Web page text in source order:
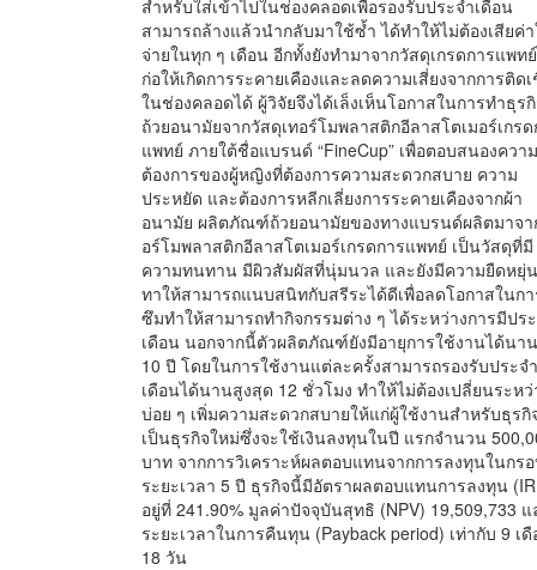
สำหรับใส่เข้าไปในช่องคลอดเพื่อรองรับประจำเดือน
สามารถล้างแล้วนำกลับมาใช้ซ้ำ ได้ทำให้ไม่ต้องเสียค่
จ่ายในทุก ๆ เดือน อีกทั้งยังทำมาจากวัสดุเกรดการแพท
ก่อให้เกิดการระคายเคืองและลดความเสี่ยงจากการติด
ในช่องคลอดได้ ผู้วิจัยจึงได้เล็งเห็นโอกาสในการทำธุร
ถ้วยอนามัยจากวัสดุเทอร์โมพลาสติกอีลาสโตเมอร์เกร
แพทย์ ภายใต้ชื่อแบรนด์ “FineCup” เพื่อตอบสนองความ
ต้องการของผู้หญิงที่ต้องการความสะดวกสบาย ความ
ประหยัด และต้องการหลีกเลี่ยงการระคายเคืองจากผ้า
อนามัย ผลิตภัณฑ์ถ้วยอนามัยของทางแบรนด์ผลิตมาจา
อร์โมพลาสติกอีลาสโตเมอร์เกรดการแพทย์ เป็นวัสดุที่มี
ความทนทาน มีผิวสัมผัสที่นุ่มนวล และยังมีความยืดหยุ่
ทาให้สามารถแนบสนิทกับสรีระได้ดีเพื่อลดโอกาสในก
ซึมทำให้สามารถทำกิจกรรมต่าง ๆ ได้ระหว่างการมีปร
เดือน นอกจากนี้ตัวผลิตภัณฑ์ยังมีอายุการใช้งานได้นา
10 ปี โดยในการใช้งานแต่ละครั้งสามารถรองรับประจำ
เดือนได้นานสูงสุด 12 ชั่วโมง ทำให้ไม่ต้องเปลี่ยนระห
บ่อย ๆ เพิ่มความสะดวกสบายให้แก่ผู้ใช้งานสำหรับธุรกิ
เป็นธุรกิจใหม่ซึ่งจะใช้เงินลงทุนในปี แรกจำนวน
บาท จากการวิเคราะห์ผลตอบแทนจากการลงทุนในกร
ระยะเวลา 5 ปี ธุรกิจนี้มีอัตราผลตอบแทนการลงทุน
อยู่ที่ 241.90% มูลค่าปัจจุบันสุทธิ (NPV) 19,509,733
ระยะเวลาในการคืนทุน (Payback period) เท่ากับ 9 เ
18 วัน